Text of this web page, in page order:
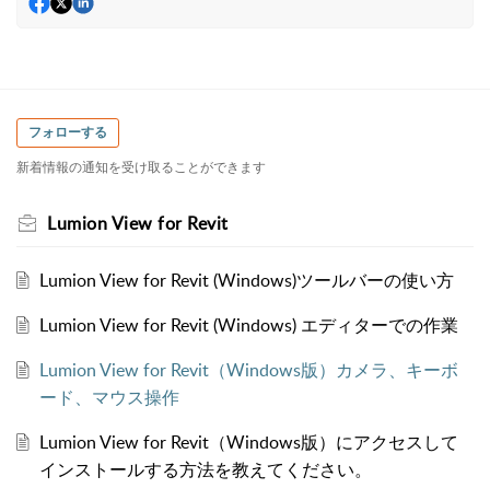
フォローする
新着情報の通知を受け取ることができます
Lumion View for Revit
Lumion View for Revit (Windows)ツールバーの使い方
Lumion View for Revit (Windows) エディターでの作業
Lumion View for Revit（Windows版）カメラ、キーボ
ード、マウス操作
Lumion View for Revit（Windows版）にアクセスして
インストールする方法を教えてください。